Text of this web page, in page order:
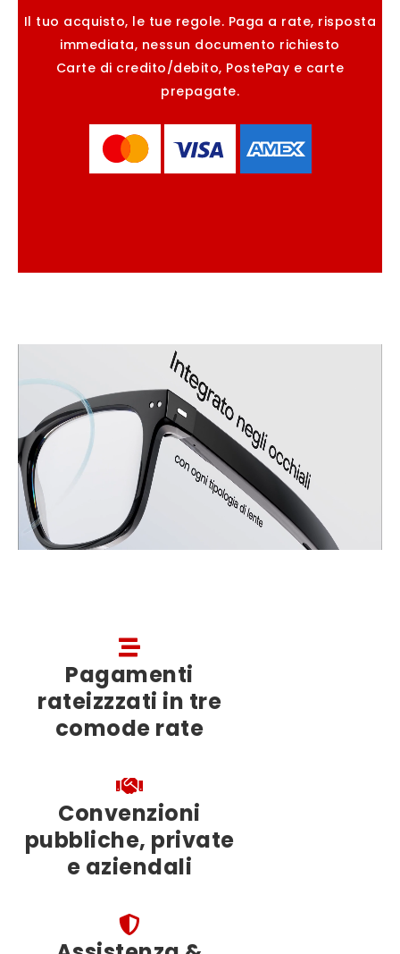
Il tuo acquisto, le tue regole. Paga a rate, risposta
immediata, nessun documento richiesto
Carte di credito/debito, PostePay e carte
prepagate.
Pagamenti
rateizzzati in tre
comode rate
Convenzioni
pubbliche, private
e aziendali